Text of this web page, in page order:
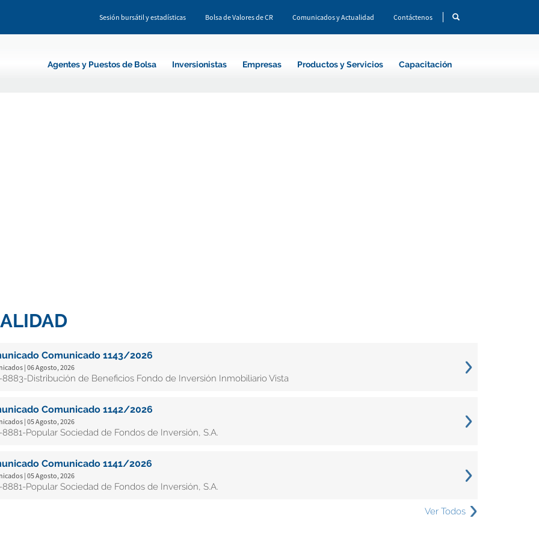
Sesión bursátil y estadísticas Bolsa de Valores de CR Comunicados y Actualidad Contáctenos
Agentes y Puestos de Bolsa Inversionistas Empresas Productos y Servicios Capacitación
Comunicado 1143/2026
| 06 Agosto, 2026
8883-Distribución de Beneficios Fondo de Inversión Inmobiliario Vista
Comunicado 1142/2026
| 05 Agosto, 2026
8881-Popular Sociedad de Fondos de Inversión, S.A.
Comunicado 1141/2026
| 05 Agosto, 2026
8881-Popular Sociedad de Fondos de Inversión, S.A.
Ver Todos